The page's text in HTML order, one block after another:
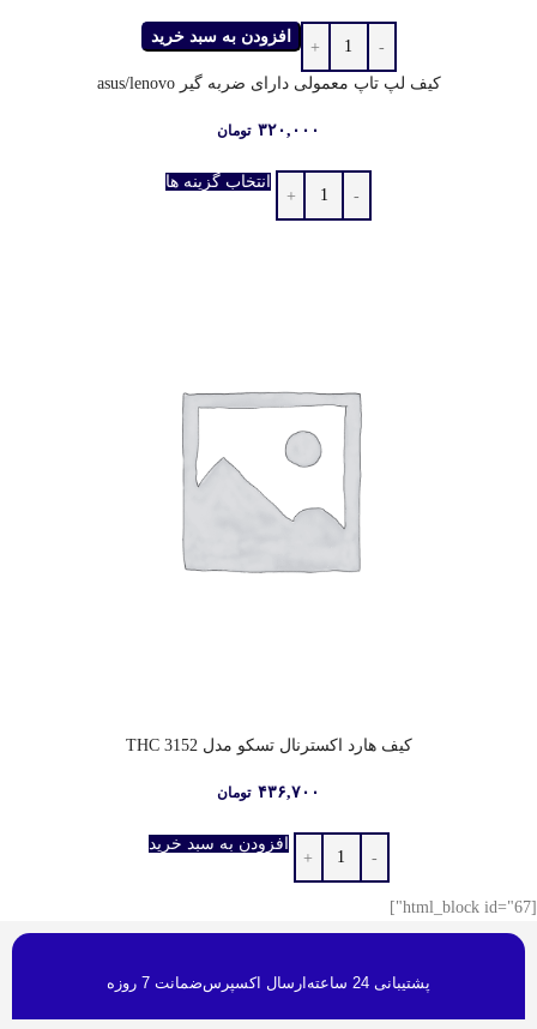
افزودن به سبد خرید
کیف لپ تاپ معمولی دارای ضربه گیر asus/lenovo
۳۲۰,۰۰۰ تومان
انتخاب گزینه ها
کیف هارد اکسترنال تسکو مدل THC 3152
۴۳۶,۷۰۰ تومان
افزودن به سبد خرید
[html_block id="67"]
پشتیبانی 24 ساعته ارسال اکسپرسضمانت 7 روزه